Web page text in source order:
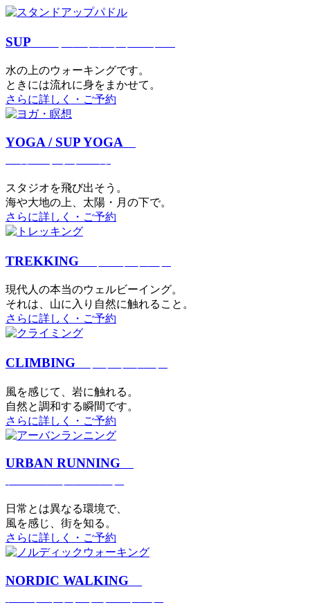
SUP
⽔の上のウォーキングです。
ときには流れに身をまかせて。
さらに詳しく・ご予約
YOGA / SUP YOGA
スタジオを⾶び出そう。
海や大地の上、太陽・⽉の下で。
さらに詳しく・ご予約
TREKKING
現代⼈の本当のウェルビーイング。
それは、⼭に⼊り⾃然に触れること。
さらに詳しく・ご予約
CLIMBING
⾵を感じて、岩に触れる。
⾃然と調和する瞬間です。
さらに詳しく・ご予約
URBAN RUNNING
日常とは異なる環境で、
風を感じ、街を知る。
さらに詳しく・ご予約
NORDIC WALKING